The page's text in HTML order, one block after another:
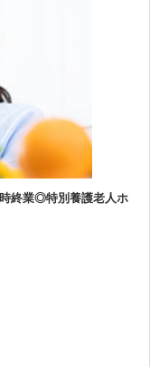
時終業◎特別養護老人ホ